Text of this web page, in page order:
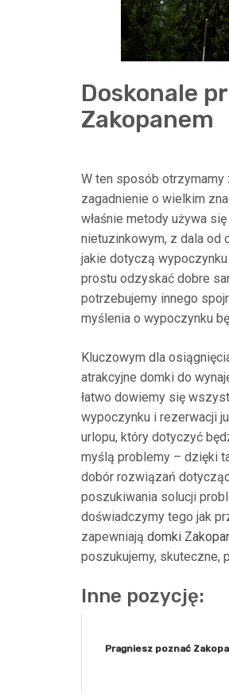
Doskonale
Zakopanem
W ten sposób otrzymamy
zagadnienie o wielkim
właśnie metody używa
nietuzinkowym, z dala od
jakie dotyczą
prostu odzyskać dobre
potrzebujemy innego
myślenia o wypoczynku
Kluczowym dla
atrakcyjne domki do
łatwo dowiemy się
wypoczynku i rezerwacji
urlopu, który dotyczyć
myślą problemy – dzięki
dobór rozwiązań
poszukiwania solucji
doświadczymy tego jak
zapewniają domki
poszukujemy, skuteczne,
Inne pozycję:
Pragniesz poznać